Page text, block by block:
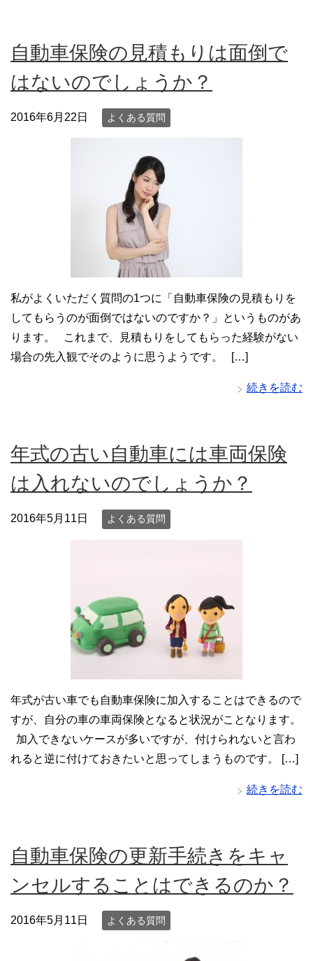
自動車保険の見積もりは面倒で
はないのでしょうか？
2016年6月22日 よくある質問
私がよくいただく質問の1つに「自動車保険の見積もりを
してもらうのが面倒ではないのですか？」というものがあ
ります。 これまで、見積もりをしてもらった経験がない
場合の先入観でそのように思うようです。 […]
続きを読む
年式の古い自動車には車両保険
は入れないのでしょうか？
2016年5月11日 よくある質問
年式が古い車でも自動車保険に加入することはできるので
すが、自分の車の車両保険となると状況がことなります。
加入できないケースが多いですが、付けられないと言わ
れると逆に付けておきたいと思ってしまうものです。 […]
続きを読む
自動車保険の更新手続きをキャ
ンセルすることはできるのか？
2016年5月11日 よくある質問